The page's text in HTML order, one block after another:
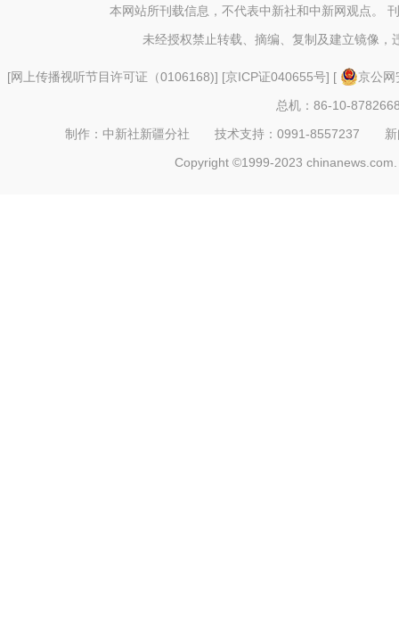
本网站所刊载信息，不代表中新社和中新网观点。
未经授权禁止转载、摘编、复制及建立镜像，
[网上传播视听节目许可证（0106168)] [京ICP证040655号] [
京公
总机：86-10-
制作：中新社新疆分社 技术支持：0991-8557237
Copyright ©1999-2023